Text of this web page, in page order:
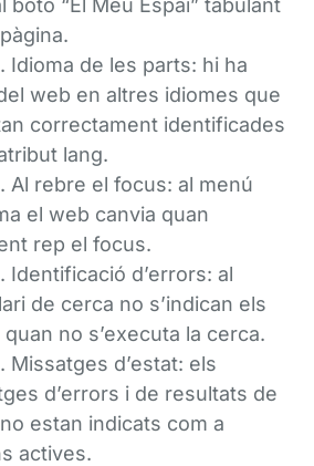
botó “El Meu Espai” tabulant
Idioma de les parts: hi ha
web en altres idiomes que
correctament identificades
lang.
Al rebre el focus: al menú
el web canvia quan
rep el focus.
Identificació d’errors: al
de cerca no s’indican els
no s’executa la cerca.
Missatges d’estat: els
d’errors i de resultats de
estan indicats com a
actives.